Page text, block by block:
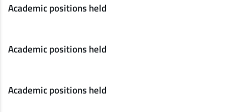
Academic positions held
Academic positions held
Academic positions held